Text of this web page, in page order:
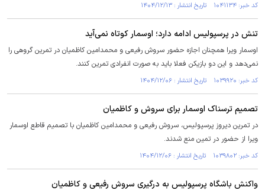
کد خبر: ۱۰۴۱۱۳۴ تاریخ انتشار : ۱۴۰۴/۱۲/۱۳
تنش در پرسپولیس ادامه دارد؛ اوسمار کوتاه نمی‌آید
اوسمار ویرا همچنان اجازه حضور سروش رفیعی و محمدامین کاظمیان در تمرین گروهی را
نمی‌دهد و این دو بازیکن فعلا باید به صورت انفرادی تمرین کنند.
کد خبر: ۱۰۳۹۹۲۰ تاریخ انتشار : ۱۴۰۴/۱۲/۰۶
تصمیم ترسناک اوسمار برای سروش و کاظمیان
در تمرین دیروز پرسپولیس، سروش رفیعی و محمدامین کاظمیان با تصمیم قاطع اوسمار
ویرا از حضور در تمین منع شدند.
کد خبر: ۱۰۳۹۸۰۲ تاریخ انتشار : ۱۴۰۴/۱۲/۰۶
واکنش باشگاه پرسپولیس به درگیری سروش رفیعی و کاظمیان